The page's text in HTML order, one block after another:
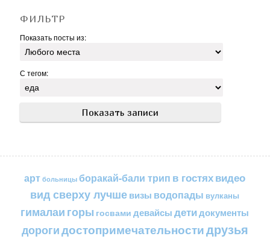
ФИЛЬТР
Показать посты из:
С тегом:
арт больницы боракай-бали трип в гостяхвидео
вид сверху лучшевизы водопады вулканы
гималаи горы госвами девайсы детидокументы
дорогидостопримечательностидрузья